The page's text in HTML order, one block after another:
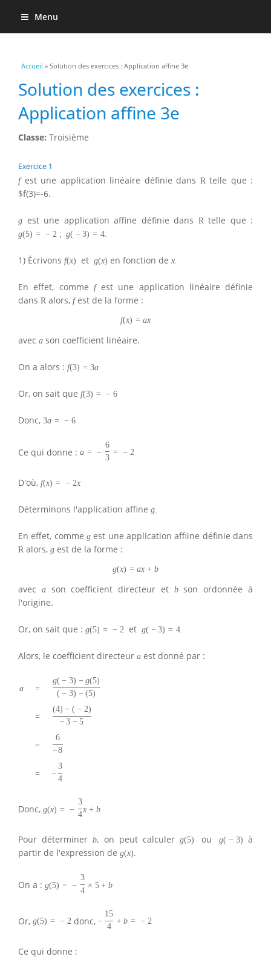
Menu
Vous êtes ici
Accueil » Solution des exercices : Application affine 3e
Solution des exercices :
Application affine 3e
Classe: Troisième
Exercice 1
fest une application linéaire définie dans R telle que :
$f(3)=-6.
g est une application affine définie dans R telle que :
g(5) = − 2 ; g( − 3) = 4.
1) Écrivons f(x) et g(x) en fonction de x
En effet, comme fest une application linéaire définie
dans R alors, fest de la forme :
f(x) = ax
avec a son coefficient linéaire.
On a alors : f(3) = 3a
Or, on sait que f(3) = − 6
Donc, 3a = − 6
Ce qui donne : a = −
6
3
= − 2
D'où, f(x) = − 2x
Déterminons l'application affine g
En effet, comme g est une application affine définie dans
R alors, g est de la forme :
g(x) = ax + b
avec ason coefficient directeur et bson ordonnée à
l'origine.
Or, on sait que : g(5) = − 2 et g( − 3) = 4.
Alors, le coefficient directeur a est donné par :
a =
g( − 3) − g(5)
( − 3) − (5)
=
(4) − ( − 2)
− 3 − 5
=
6
−8
= −
3
4
Donc, g(x) = −
3
4
x + b
Pour déterminerb, on peut calculerg(5) ou g( − 3) à
partir de l'expression de g(x).
On a : g(5) = −
3
4
× 5 + b
Or, g(5) = − 2donc, −
15
4
+ b = − 2
Ce qui donne :